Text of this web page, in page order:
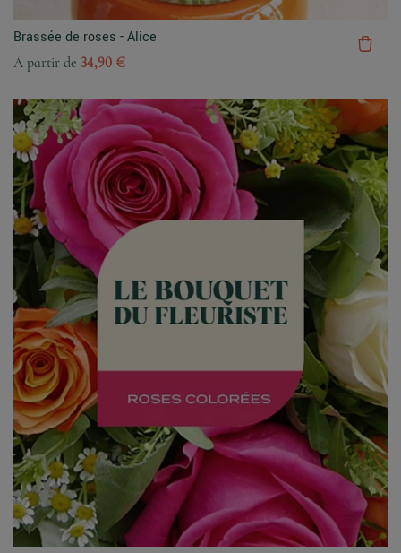
Brassée de roses - Alice
À partir de 34,90 €